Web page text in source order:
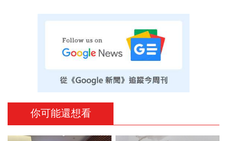
你可能還想看